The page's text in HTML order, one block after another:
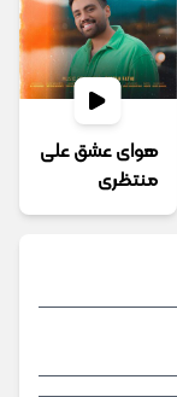
هوای عشق علی
منتظری